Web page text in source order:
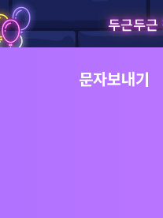
두근두
문자보내기